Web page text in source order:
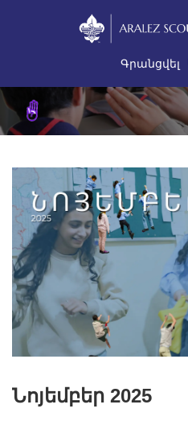
Գրանցվել
Նոյեմբեր 2025